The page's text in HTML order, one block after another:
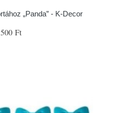
„Panda” - K-Decor
Ft